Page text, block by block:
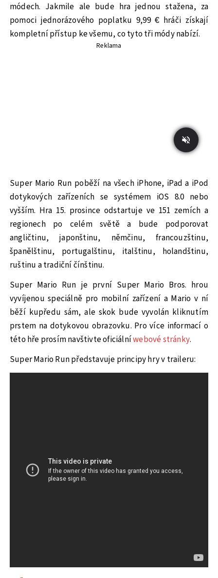
módech. Jakmile ale bude hra jednou stažena, za
pomoci jednorázového poplatku 9,99 € hráči získají
kompletní přístup ke všemu, co tyto tři módy nabízí.
Reklama
Super Mario Run poběží na všech iPhone, iPad a iPod
dotykových zařízeních se systémem iOS 8.0 nebo
vyšším. Hra 15. prosince odstartuje ve 151 zemích a
regionech po celém světě a bude podporovat
angličtinu, japonštinu, němčinu, francouzštinu,
španělštinu, portugalštinu, italštinu, holandštinu,
ruštinu a tradiční čínštinu.
Super Mario Run je první Super Mario Bros. hrou
vyvíjenou speciálně pro mobilní zařízení a Mario v ní
běží kupředu sám, ale skok bude vyvolán kliknutím
prstem na dotykovou obrazovku. Pro více informací o
této hře prosím navštivte oficiálníwebové stránky.
Super Mario Run představuje principy hry v traileru: